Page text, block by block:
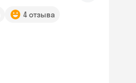
4 отзыва